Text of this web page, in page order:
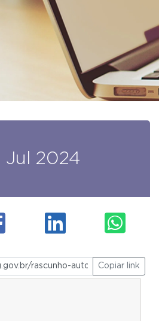
Jul 2024
Copiar link